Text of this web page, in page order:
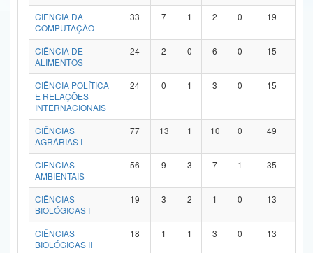
Banco Central do Brasil
CIÊNCIA DA
COMPUTAÇÃO
33 7 1 2 0 19
CIÊNCIA DE
ALIMENTOS
24 2 0 6 0 15
CIÊNCIA POLÍTICA
E RELAÇÕES
INTERNACIONAIS
24 0 1 3 0 15
CIÊNCIAS
AGRÁRIAS I
77 13 1 10 0 49
CIÊNCIAS
AMBIENTAIS
56 9 3 7 1 35
CIÊNCIAS
BIOLÓGICAS I
19 3 2 1 0 13
CIÊNCIAS
BIOLÓGICAS II
18 1 1 3 0 13